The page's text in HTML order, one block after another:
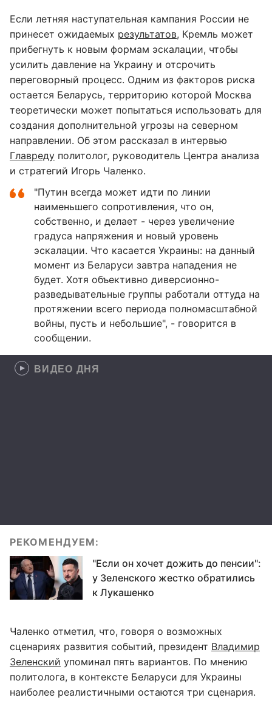
Если летняя наступательная кампания России не
принесет ожидаемых результатов, Кремль может
прибегнуть к новым формам эскалации, чтобы
усилить давление на Украину и отсрочить
переговорный процесс. Одним из факторов риска
остается Беларусь, территорию которой Москва
теоретически может попытаться использовать для
создания дополнительной угрозы на северном
направлении. Об этом рассказал в интервью
Главреду политолог, руководитель Центра анализа
и стратегий Игорь Чаленко.
"Путин всегда может идти по линии
наименьшего сопротивления, что он,
собственно, и делает - через увеличение
градуса напряжения и новый уровень
эскалации. Что касается Украины: на данный
момент из Беларуси завтра нападения не
будет. Хотя объективно диверсионно-
разведывательные группы работали оттуда на
протяжении всего периода полномасштабной
войны, пусть и небольшие", - говорится в
сообщении.
ВИДЕО ДНЯ
РЕКОМЕНДУЕМ:
"Если он хочет дожить до пенсии":
у Зеленского жестко обратились
к Лукашенко
Чаленко отметил, что, говоря о возможных
сценариях развития событий, президент Владимир
Зеленский упоминал пять вариантов. По мнению
политолога, в контексте Беларуси для Украины
наиболее реалистичными остаются три сценария.